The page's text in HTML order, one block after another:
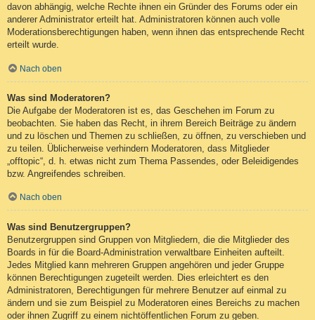
davon abhängig, welche Rechte ihnen ein Gründer des Forums oder ein
anderer Administrator erteilt hat. Administratoren können auch volle
Moderationsberechtigungen haben, wenn ihnen das entsprechende Recht
erteilt wurde.
Nach oben
Was sind Moderatoren?
Die Aufgabe der Moderatoren ist es, das Geschehen im Forum zu
beobachten. Sie haben das Recht, in ihrem Bereich Beiträge zu ändern
und zu löschen und Themen zu schließen, zu öffnen, zu verschieben und
zu teilen. Üblicherweise verhindern Moderatoren, dass Mitglieder
„offtopic“, d. h. etwas nicht zum Thema Passendes, oder Beleidigendes
bzw. Angreifendes schreiben.
Nach oben
Was sind Benutzergruppen?
Benutzergruppen sind Gruppen von Mitgliedern, die die Mitglieder des
Boards in für die Board-Administration verwaltbare Einheiten aufteilt.
Jedes Mitglied kann mehreren Gruppen angehören und jeder Gruppe
können Berechtigungen zugeteilt werden. Dies erleichtert es den
Administratoren, Berechtigungen für mehrere Benutzer auf einmal zu
ändern und sie zum Beispiel zu Moderatoren eines Bereichs zu machen
oder ihnen Zugriff zu einem nichtöffentlichen Forum zu geben.